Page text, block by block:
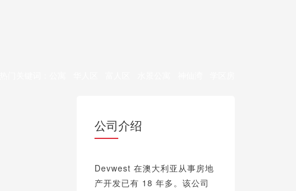
公司介绍
Devwest 在澳大利亚从事房地
产开发已有 18 年多。该公司